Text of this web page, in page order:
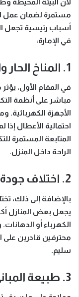
مستمرة لضمان عمل
أسباب رئيسية تجعل
في الإمارة:
1. المناخ الحار والرطوبة العالية
في المقام الأول،
مباشر على أنظمة
الأجهزة الكهربائية.
احتمالية الأعطال
المتابعة المستمرة
الراحة داخل المنزل.
2. اختلاف جودة التشطيبات
بالإضافة إلى ذلك،
يجعل بعض المنازل
الكهرباء أو الدهانات.
محترفين قادرين
سليم.
3. طبيعة المباني السكنية الحديثة